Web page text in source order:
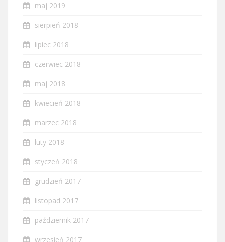
maj 2019
sierpień 2018
lipiec 2018
czerwiec 2018
maj 2018
kwiecień 2018
marzec 2018
luty 2018
styczeń 2018
grudzień 2017
listopad 2017
październik 2017
wrzesień 2017